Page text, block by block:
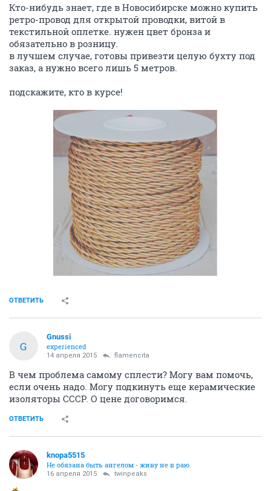
Кто-нибудь знает, где в Новосибирске можно купить
ретро-провод для открытой проводки, витой в
текстильной оплетке. нужен цвет бронза и
обязательно в розницу.
в лучшем случае, готовы привезти целую бухту под
заказ, а нужно всего лишь 5 метров.
подскажите, кто в курсе!
ОТВЕТИТЬ
G
Gnussi
experienced
14 апреля 2015 flamencita
В чем проблема самому сплести? Могу вам помочь,
если очень надо. Могу подкинуть еще керамические
изоляторы СССР. О цене договоримся.
ОТВЕТИТЬ
knopa5515
Не обязана быть ангелом - живу не в раю.
16 апреля 2015 twinpeaks